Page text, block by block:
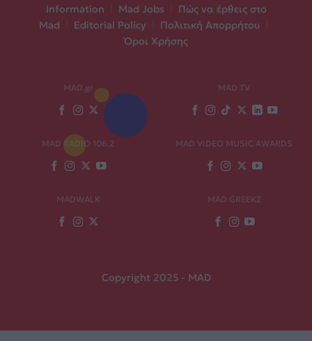
Information
Mad Jobs
Πώς να έρθεις στο
Mad
Editorial Policy Πολιτική Απορρήτου
Όροι Χρήσης
MAD.gr MAD TV
MAD RADIO 106,2 MAD VIDEO MUSIC AWARDS
MADWALK MAD GREEKZ
Copyright 2025 - MAD